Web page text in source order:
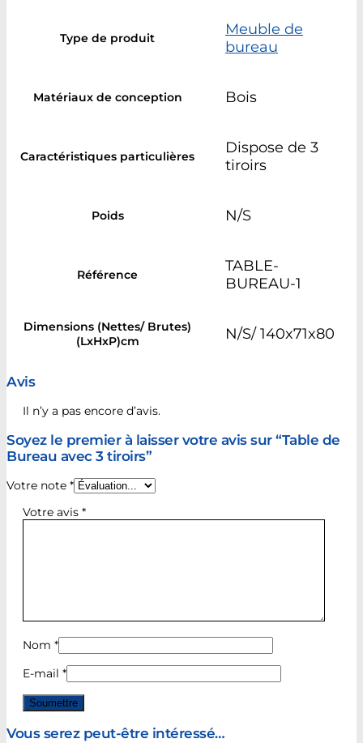
Type de produit
Meuble de
bureau
Matériaux de conception Bois
Caractéristiques particulières
Dispose de 3
tiroirs
Poids N/S
Référence
TABLE-
BUREAU-1
Dimensions (Nettes/ Brutes)
(LxHxP)cm
N/S/ 140x71x80
Avis
Il n’y a pas encore d’avis.
Soyez le premier à laisser votre avis sur “Table de
Bureau avec 3 tiroirs”
Votre note *
Votre avis *
Nom *
E-mail *
Vous serez peut-être intéressé…